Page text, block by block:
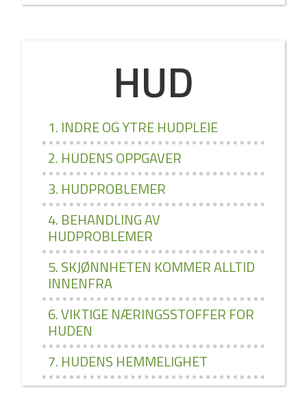
HUD
1. INDRE OG YTRE HUDPLEIE
2. HUDENS OPPGAVER
3. HUDPROBLEMER
4. BEHANDLING AV
HUDPROBLEMER
5. SKJØNNHETEN KOMMER ALLTID
INNENFRA
6. VIKTIGE NÆRINGSSTOFFER FOR
HUDEN
7. HUDENS HEMMELIGHET